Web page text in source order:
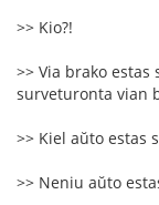
>> Kio?!
>> Via brako
surveturonta vian
>> Kiel aŭto estas
>> Neniu aŭto